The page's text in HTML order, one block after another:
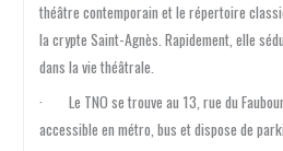
théâtre contemporain et le répertoire
la crypte Saint-Agnès. Rapidement, elle
dans la vie théâtrale.
· Le TNO se trouve au 13, rue du
accessible en métro, bus et dispose de